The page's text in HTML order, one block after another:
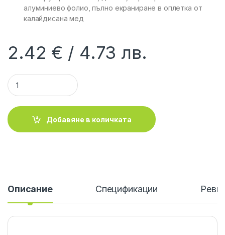
алуминиево фолио, пълно екраниране в оплетка от
калайдисана мед
2.42 € 4.73 лв.
VALUE 21.99.1462 :: Кабел UTP Patch Cord Cat. 6a (Class
Добавяне в количката
Описание Спецификации